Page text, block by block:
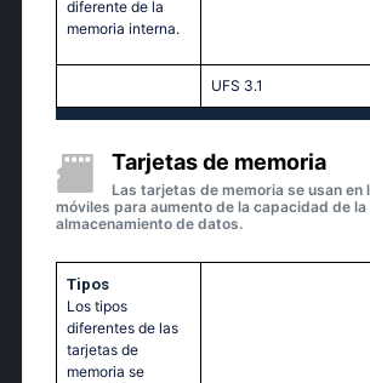
diferente de la
memoria interna.
UFS 3.1
Tarjetas de memoria
Las tarjetas de memoria se usan
móviles para aumento de la capacidad de
almacenamiento de datos.
Tipos
Los tipos
diferentes de las
tarjetas de
memoria se